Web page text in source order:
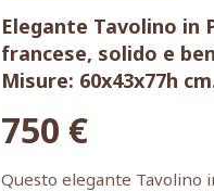
Elegante Tavolino in
francese, solido e
Misure: 60x43x77h
750 €
Questo elegante Tavolino